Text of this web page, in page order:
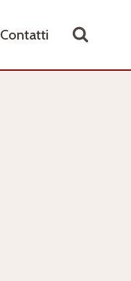
Contatti